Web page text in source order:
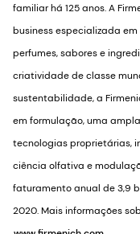
familiar há 125 anos. A
business especializada
perfumes, sabores e
criatividade de classe
sustentabilidade, a
em formulação, uma
tecnologias proprietárias,
ciência olfativa e
faturamento anual de 3,9
2020. Mais informações